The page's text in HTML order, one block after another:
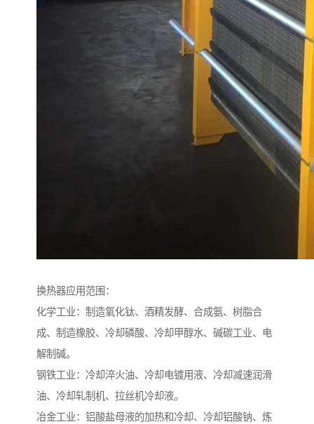
换热器应用范围：
化学工业：制造氧化钛、酒精发酵、合成氨、树脂合
成、制造橡胶、冷却磷酸、冷却甲醇水、碱碳工业、电
解制碱。
钢铁工业：冷却淬火油、冷却电镀用液、冷却减速润滑
油、冷却轧制机、拉丝机冷却液。
冶金工业：铝酸盐母液的加热和冷却、冷却铝酸钠、炼